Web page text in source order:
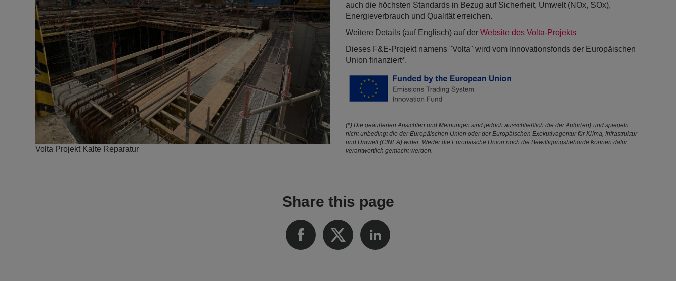
Volta Projekt Kalte Reparatur
auch die höchsten Standards in Bezug auf Sicherheit, Umwelt (NOx, SOx),
Energieverbrauch und Qualität erreichen.
Weitere Details (auf Englisch) auf der Website des Volta-Projekts
Dieses F&E-Projekt namens "Volta" wird vom Innovationsfonds der Europäischen
Union finanziert*.
(*) Die geäußerten Ansichten und Meinungen sind jedoch ausschließlich die der Autor(en) und spiegeln
nicht unbedingt die der Europäischen Union oder der Europäischen Exekutivagentur für Klima, Infrastruktur
und Umwelt (CINEA) wider. Weder die Europäische Union noch die Bewilligungsbehörde können dafür
verantwortlich gemacht werden.
Share this page